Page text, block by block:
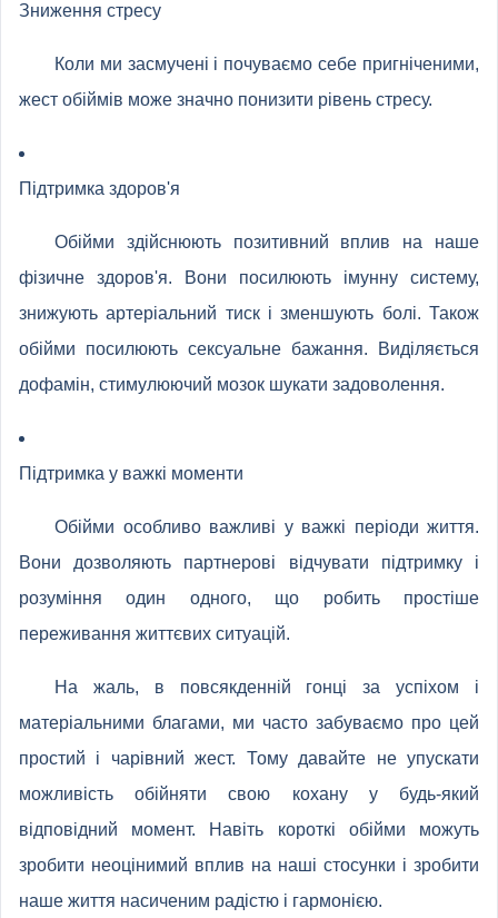
Зниження стресу
Коли ми засмучені і почуваємо себе пригніченими,
жест обіймів може значно понизити рівень стресу.
Підтримка здоров'я
Обійми здійснюють позитивний вплив на наше
фізичне здоров'я. Вони посилюють імунну систему,
знижують артеріальний тиск і зменшують болі. Також
обійми посилюють сексуальне бажання. Виділяється
дофамін, стимулюючий мозок шукати задоволення.
Підтримка у важкі моменти
Обійми особливо важливі у важкі періоди життя.
Вони дозволяють партнерові відчувати підтримку і
розуміння один одного, що робить простіше
переживання життєвих ситуацій.
На жаль, в повсякденній гонці за успіхом і
матеріальними благами, ми часто забуваємо про цей
простий і чарівний жест. Тому давайте не упускати
можливість обійняти свою кохану у будь-який
відповідний момент. Навіть короткі обійми можуть
зробити неоцінимий вплив на наші стосунки і зробити
наше життя насиченим радістю і гармонією.